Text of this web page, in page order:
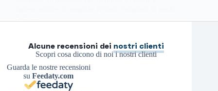
Alcune recensioni dei nostri clienti
Scopri cosa dicono di noi i nostri clienti
Guarda le nostre recensioni
suFeedaty.com